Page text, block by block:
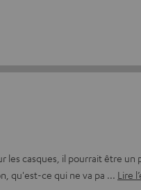
les casques, il pourrait être un
qu'est-ce qui ne va pa
Lire